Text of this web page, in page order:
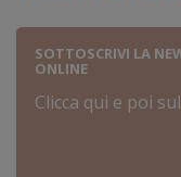
SOTTOSCRIVI LA
ONLINE
Clicca qui e poi